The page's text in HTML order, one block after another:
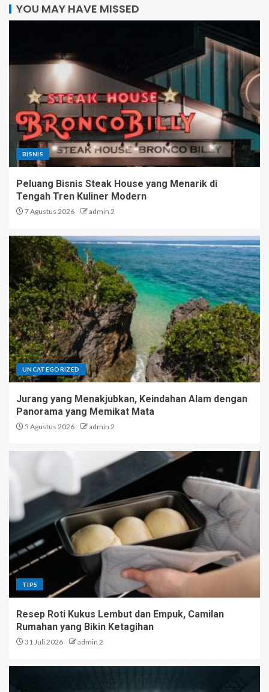
YOU MAY HAVE MISSED
BISNIS
Peluang Bisnis Steak House yang Menarik di
Tengah Tren Kuliner Modern
7 Agustus 2026 admin 2
UNCATEGORIZED
Jurang yang Menakjubkan, Keindahan Alam dengan
Panorama yang Memikat Mata
5 Agustus 2026 admin 2
TIPS
Resep Roti Kukus Lembut dan Empuk, Camilan
Rumahan yang Bikin Ketagihan
31 Juli 2026 admin 2